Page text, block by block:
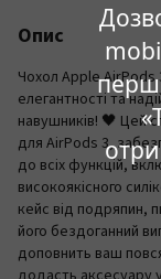
Опис
Чохол Apple AirPods
елегантності та
навушників! 🖤 Цей
для AirPods 3,
до всіх функцій,
високоякісного
кейс від подряпин,
його бездоганний
доповнить ваш